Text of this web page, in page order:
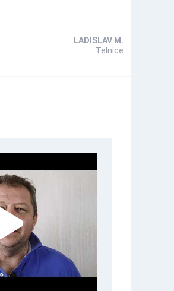
LADISLAV M.
Telnice